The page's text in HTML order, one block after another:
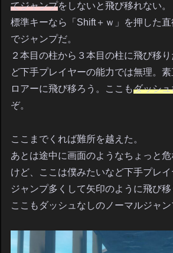
てジャンプをしないと飛び移れない。
標準キーなら「Shift＋ｗ」を押した直
でジャンプだ。
２本目の柱から３本目の柱に飛び移
ど下手プレイヤーの能力では無理。
ロアーに飛び移ろう。ここもダッシ
ぞ。
ここまでくれば難所を越えた。
あとは途中に画面のようなちょっと
けど、ここは僕みたいなど下手プレイ
ジャンプ多くして矢印のように飛び移
ここもダッシュなしのノーマルジャン